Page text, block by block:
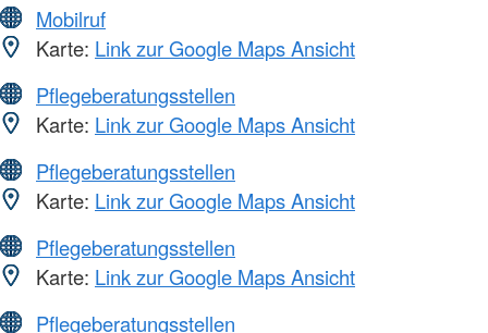
Mobilruf
Karte: Link zur Google Maps Ansicht
Pflegeberatungsstellen
Karte: Link zur Google Maps Ansicht
Pflegeberatungsstellen
Karte: Link zur Google Maps Ansicht
Pflegeberatungsstellen
Karte: Link zur Google Maps Ansicht
Pflegeberatungsstellen